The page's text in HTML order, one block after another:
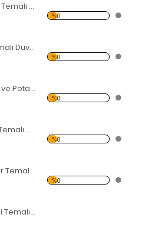
3'lü Sopalı Fare Temalı Duvar Sticker
%0
Yıldız Küresi Temalı Duvar Sticker
%0
Basketbolcular ve Pota Temalı Duvar Sticker
%0
3 Hava Balonu Temalı Duvar Sticker
%0
Şemsiyeli Kuşlar Temalı Duvar Sticker
%0
Kılçık Tutan Kedi Temalı Duvar Sticker